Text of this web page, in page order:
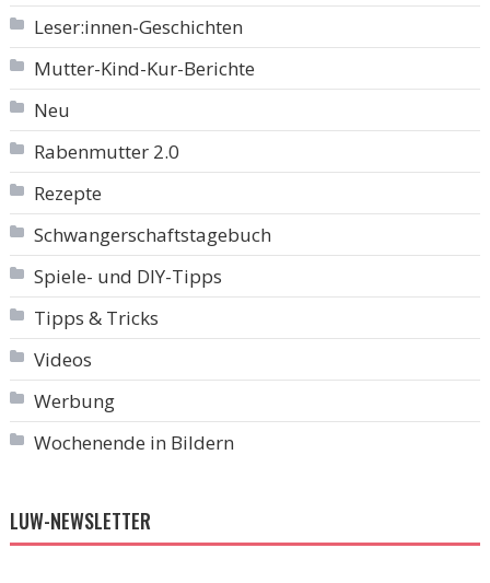
Leser:innen-Geschichten
Mutter-Kind-Kur-Berichte
Neu
Rabenmutter 2.0
Rezepte
Schwangerschaftstagebuch
Spiele- und DIY-Tipps
Tipps & Tricks
Videos
Werbung
Wochenende in Bildern
LUW-NEWSLETTER